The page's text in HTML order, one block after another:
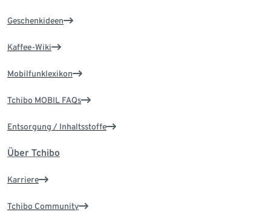
Geschenkideen
Kaffee-Wiki
Mobilfunklexikon
Tchibo MOBIL FAQs
Entsorgung / Inhaltsstoffe
Über Tchibo
Karriere
Tchibo Community